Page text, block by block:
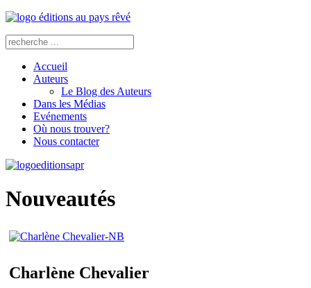
Accueil
Auteurs
Le Blog des Auteurs
Dans les Médias
Evénements
Où nous trouver?
Nous contacter
Nouveautés
Charlène Chevalier